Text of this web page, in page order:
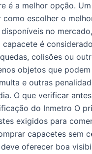
é a melhor opção.
como escolher o
no
é
colisões ou
objetos que
e outras
O que verificar
do Inmetro O
exigidos para
capacetes sem
oferecer boa